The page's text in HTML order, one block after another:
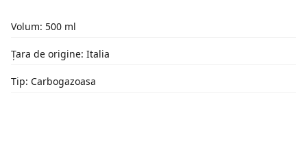
Volum: 500 ml
Țara de origine: Italia
Tip: Carbogazoasa